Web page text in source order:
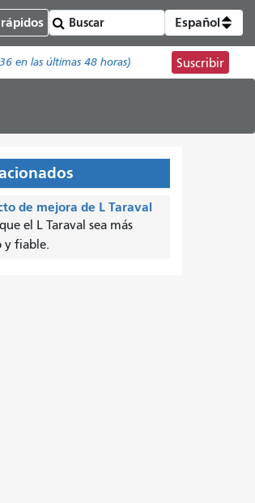
Español
36en las últimas 48 horas) Suscribir
de mejora de L Taraval
el L Taraval sea más
y fiable.